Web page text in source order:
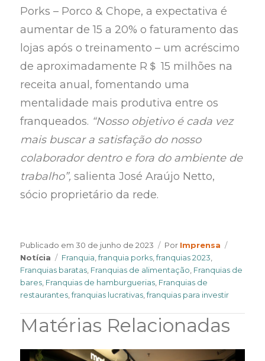
Porks – Porco & Chope, a expectativa é
aumentar de 15 a 20% o faturamento das
lojas após o treinamento – um acréscimo
de aproximadamente R＄ 15 milhões na
receita anual, fomentando uma
mentalidade mais produtiva entre os
franqueados. “Nosso objetivo é cada vez
mais buscar a satisfação do nosso
colaborador dentro e fora do ambiente de
trabalho”, salienta José Araújo Netto,
sócio proprietário da rede.
Publicado em30 de junho de 2023 Por Author
Imprensa
Notícia
Tags
Franquia,franquia porks,franquias 2023,
Franquias baratas, Franquias de alimentação, Franquias de
bares, Franquias de hamburguerias, Franquias de
restaurantes,franquias lucrativas,franquias para investir
Matérias Relacionadas